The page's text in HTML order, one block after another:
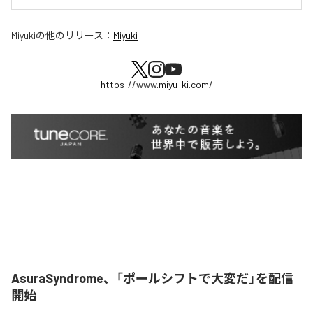
Miyukiの他のリリース： Miyuki
https://www.miyu-ki.com/
AsuraSyndrome、「ポールシフトで大変だ」を配信
開始